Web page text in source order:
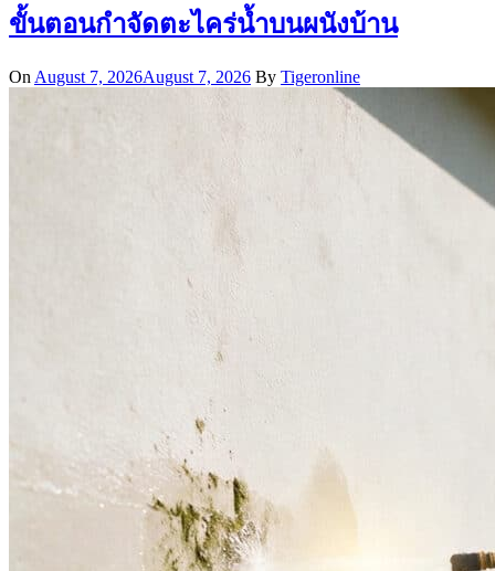
ขั้นตอนกำจัดตะไคร่น้ำบนผนังบ้าน
On August 7, 2026August 7, 2026 By Tigeronline